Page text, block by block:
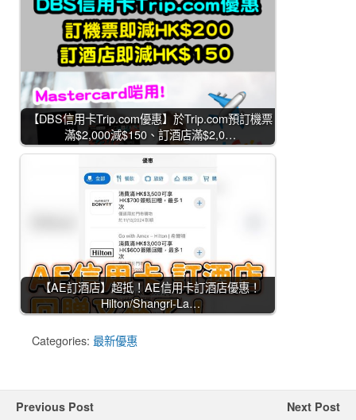
【DBS信用卡Trip.com優惠】於Trip.com預訂機票
滿$2,000減$150、訂酒店滿$2,0…
【AE訂酒店】超抵！AE信用卡訂酒店優惠！
Hilton/Shangri-La…
Categories: 最新優惠
Previous Post Next Post